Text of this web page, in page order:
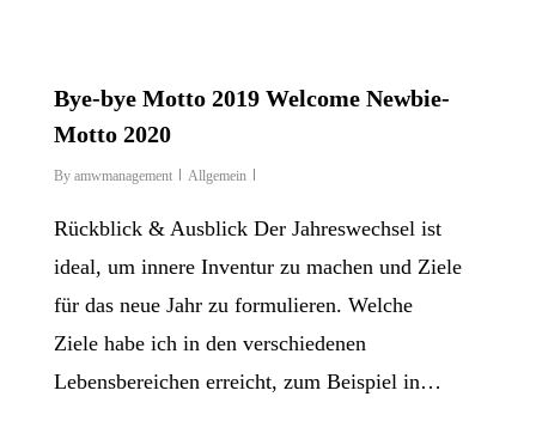
Bye-bye Motto 2019 Welcome Newbie-
Motto 2020
By amwmanagement Allgemein
Rückblick & Ausblick Der Jahreswechsel ist
ideal, um innere Inventur zu machen und Ziele
für das neue Jahr zu formulieren. Welche
Ziele habe ich in den verschiedenen
Lebensbereichen erreicht, zum Beispiel in…